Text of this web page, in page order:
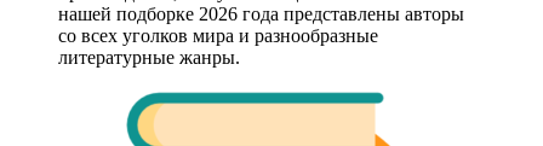
нашей подборке 2026 года представлены авторы
со всех уголков мира и разнообразные
литературные жанры.